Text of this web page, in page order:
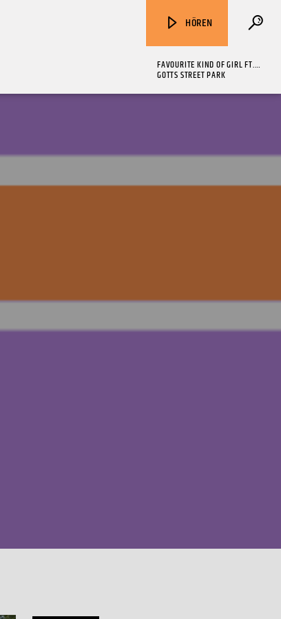
HÖREN
FAVOURITE KIND OF GIRL FT.
FLIKKA
GOTTS STREET PARK